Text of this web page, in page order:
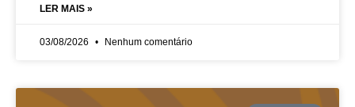
LER MAIS »
03/08/2026 Nenhum comentário